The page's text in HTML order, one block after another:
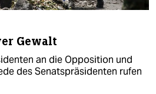
Gewalt
an die Opposition und
des Senatspräsidenten rufen